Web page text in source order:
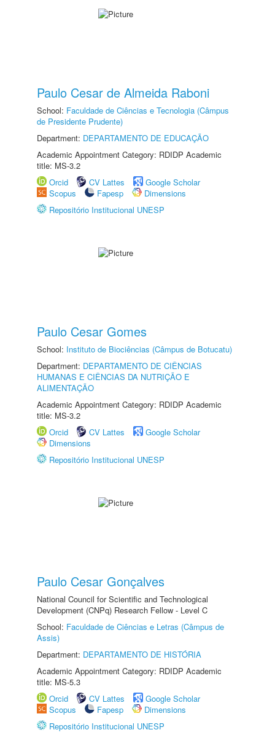
Paulo Cesar de Almeida Raboni
School: Faculdade de Ciências e Tecnologia (Câmpus
de Presidente Prudente)
Department: DEPARTAMENTO DE EDUCAÇÃO
Academic Appointment Category: RDIDP Academic
title: MS-3.2
Orcid
CV Lattes
Google Scholar
Scopus
Fapesp
Dimensions
Repositório Institucional UNESP
Paulo Cesar Gomes
School: Instituto de Biociências (Câmpus de Botucatu)
Department: DEPARTAMENTO DE CIÊNCIAS
HUMANAS E CIÊNCIAS DA NUTRIÇÃO E
ALIMENTAÇÃO
Academic Appointment Category: RDIDP Academic
title: MS-3.2
Orcid
CV Lattes
Google Scholar
Dimensions
Repositório Institucional UNESP
Paulo Cesar Gonçalves
National Council for Scientific and Technological
Development (CNPq) Research Fellow - Level C
School: Faculdade de Ciências e Letras (Câmpus de
Assis)
Department: DEPARTAMENTO DE HISTÓRIA
Academic Appointment Category: RDIDP Academic
title: MS-5.3
Orcid
CV Lattes
Google Scholar
Scopus
Fapesp
Dimensions
Repositório Institucional UNESP